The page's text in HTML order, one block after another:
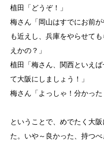
植田「どうぞ！」
梅さん「岡山はすでにお前
も近えし、兵庫をやらせて
えかの？」
植田「梅さん、関西といえ
て大阪にしましょう！」
梅さん「よっしゃ！分かった
ということで、めでたく大
た。いや～良かった、持つ